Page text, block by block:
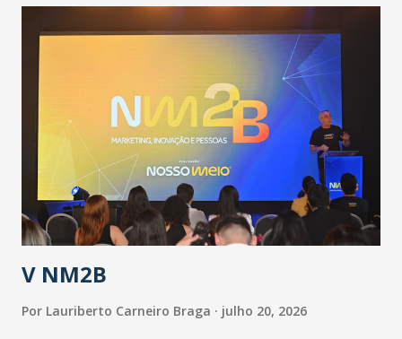
população suspeita e de cuidados com os ambientes
públicos e domiciliares. “Nós não estamos vivendo uma
epidemia comum, como temos em todos os anos, com
aumento de casos de dengue, influenza ou H1N1. Trata-se
de uma epidemia com um vírus diferente, com um poder de
contaminação maior que outros coronavírus”, apontou o
secretário. Segundo ele, é uma epidemia com chance de
contaminação alta, podendo gerar um grande risco à
população e ao sistema de saúde. “Precisamos saber fazer a
estratificação do risco da doença, para não so...
V NM2B
Por Lauriberto Carneiro Braga julho 20, 2026